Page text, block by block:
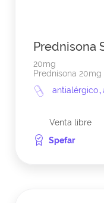
Prednisona
20mg
Prednisona 20mg
antialérgico,
Venta libre
Spefar